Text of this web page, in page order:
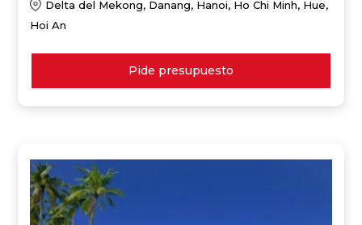
Delta del Mekong, Danang, Hanoi, Ho Chi Minh, Hue,
Hoi An
Pide presupuesto